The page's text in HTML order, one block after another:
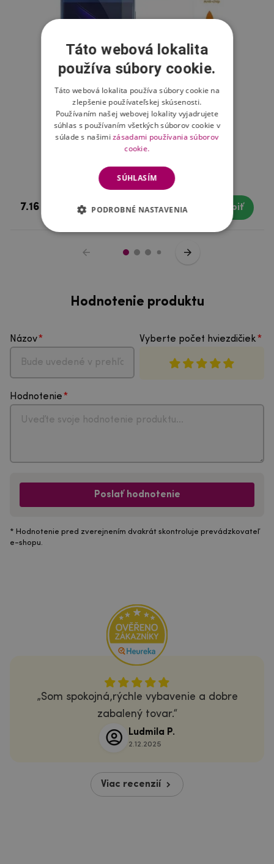
Fix tvrdené sklo na Honor 8
7.16 € Skladom Kúpiť
Hodnotenie produktu
Názov Vyberte počet hviezdičiek
Hodnotenie
Poslať hodnotenie
* Hodnotenie pred zverejnením dvakrát skontroluje prevádzkovateľ
e-shopu.
Som spokojná,rýchle vybavenie a dobre
zabalený tovar.
Ludmila P.
2.12.2025
Viac recenzií
Táto webová lokalita
používa súbory cookie.
Táto webová lokalita používa súbory cookie na
zlepšenie používateľskej skúsenosti.
Používaním našej webovej lokality vyjadrujete
súhlas s používaním všetkých súborov cookie v
súlade s našimizásadami používania súborov
cookie.
SÚHLASÍM
PODROBNÉ NASTAVENIA